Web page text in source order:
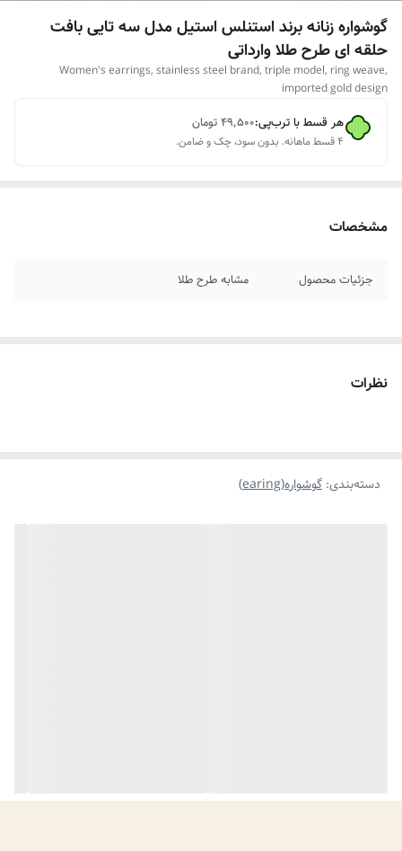
گوشواره زنانه برند استنلس استیل مدل سه تایی بافت
حلقه ای طرح طلا وارداتی
Women's earrings, stainless steel brand, triple model, ring weave,
imported gold design
هر قسط با ترب‌پی:۴۹٬۵۰۰تومان
۴ قسط ماهانه. بدون سود، چک و ضامن.
مشخصات
جزئیات محصول مشابه طرح طلا
نظرات
دسته‌بندی: گوشواره(earing)